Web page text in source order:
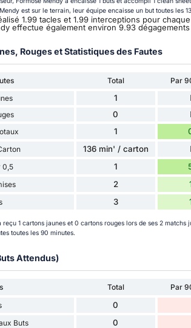
est sur le terrain, leur équipe encaisse un but toutes les
1.99 tacles et 1.99 interceptions pour
effectue également environ 9.93
Rouges et Statistiques des Fautes
Total Par
1
0
1
136 min' / carton
0,5 1
2
3
reçu 1 cartons jaunes et 0 cartons rouges lors de ses 2 matchs
toutes les 90 minutes.
Attendus)
Total Par
0
Buts 0